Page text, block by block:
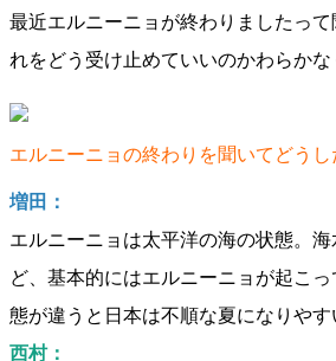
最近エルニーニョが終わりましたっ
れをどう受け止めていいのかわらかな
エルニーニョの終わりを聞いてどう
増田：
エルニーニョは太平洋の海の状態。
ど、基本的にはエルニーニョが起こ
態が違うと日本は不順な夏になりやす
西村：